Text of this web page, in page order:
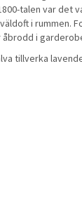
talen var det
i rummen.
i
tillverka